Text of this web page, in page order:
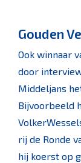
Gouden
Ook winnaar
door
Middeljans
Bijvoorbeeld
rij de Ronde
hij koerst op